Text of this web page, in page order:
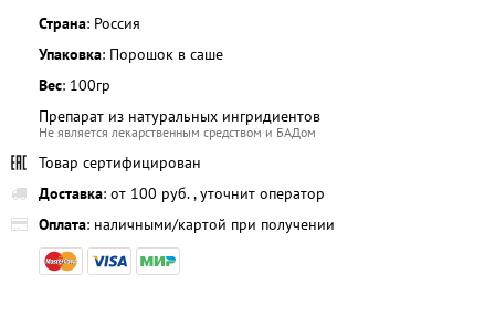
Страна: Россия
Упаковка: Порошок в саше
Вес: 100гр
Препарат из натуральных ингридиентов
Не является лекарственным средством и БАДом
Товар сертифицирован
Доставка: от 100 руб. , уточнит оператор
Оплата: наличными/картой при получении